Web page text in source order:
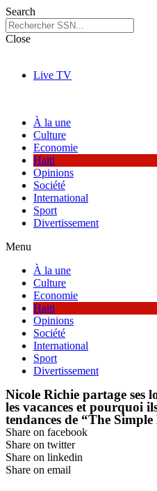
Search
Close
Live TV
À la une
Culture
Economie
Haiti
Opinions
Société
International
Sport
Divertissement
Menu
À la une
Culture
Economie
Haiti
Opinions
Société
International
Sport
Divertissement
Nicole Richie partage ses
les vacances et pourquoi
tendances de “The
Share on facebook
Share on twitter
Share on linkedin
Share on email